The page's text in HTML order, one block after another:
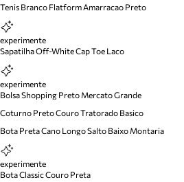
Tenis Branco Flatform Amarracao Preto
experimente
Sapatilha Off-White Cap Toe Laco
experimente
Bolsa Shopping Preto Mercato Grande
Coturno Preto Couro Tratorado Basico
Bota Preta Cano Longo Salto Baixo Montaria
experimente
Bota Classic Couro Preta